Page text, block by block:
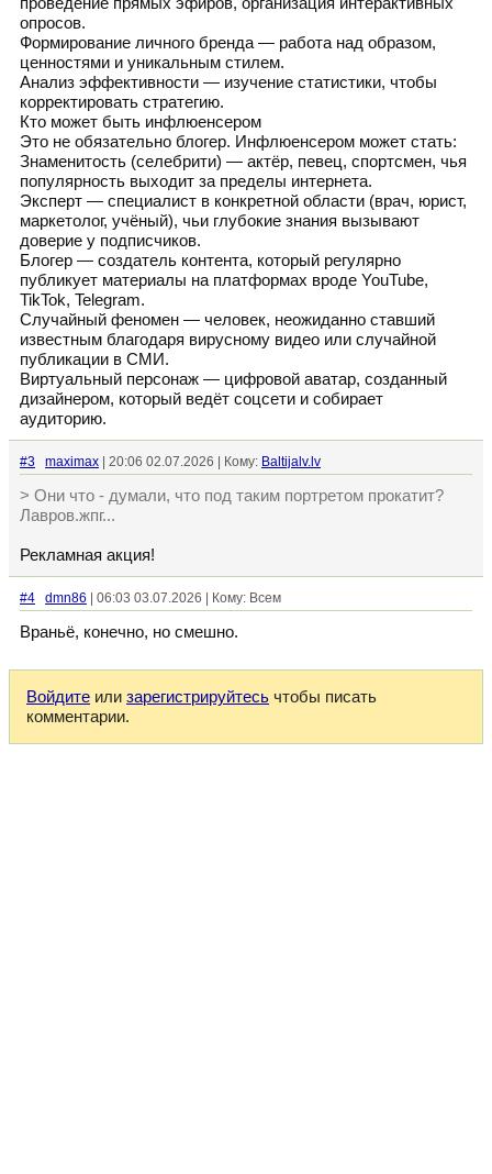
опросов.
Формирование личного бренда — работа над образом,
ценностями и уникальным стилем.
Анализ эффективности — изучение статистики, чтобы
корректировать стратегию.
Кто может быть инфлюенсером
Это не обязательно блогер. Инфлюенсером может стать:
Знаменитость (селебрити) — актёр, певец, спортсмен, чья
популярность выходит за пределы интернета.
Эксперт — специалист в конкретной области (врач, юрист,
маркетолог, учёный), чьи глубокие знания вызывают
доверие у подписчиков.
Блогер — создатель контента, который регулярно
публикует материалы на платформах вроде YouTube,
TikTok, Telegram.
Случайный феномен — человек, неожиданно ставший
известным благодаря вирусному видео или случайной
публикации в СМИ.
Виртуальный персонаж — цифровой аватар, созданный
дизайнером, который ведёт соцсети и собирает
аудиторию.
#3 maximax | 20:06 02.07.2026 | Кому: Baltijalv.lv
> Они что - думали, что под таким портретом прокатит?
Лавров.жпг...
Рекламная акция!
#4 dmn86 | 06:03 03.07.2026 | Кому: Всем
Враньё, конечно, но смешно.
Войдите или зарегистрируйтесь чтобы писать
комментарии.